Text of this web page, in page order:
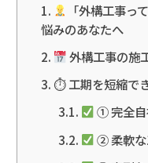
「外構工事っ
悩みのあなたへ
外構工事の施
⏱ 工期を短縮で
① 完全自
② 柔軟な